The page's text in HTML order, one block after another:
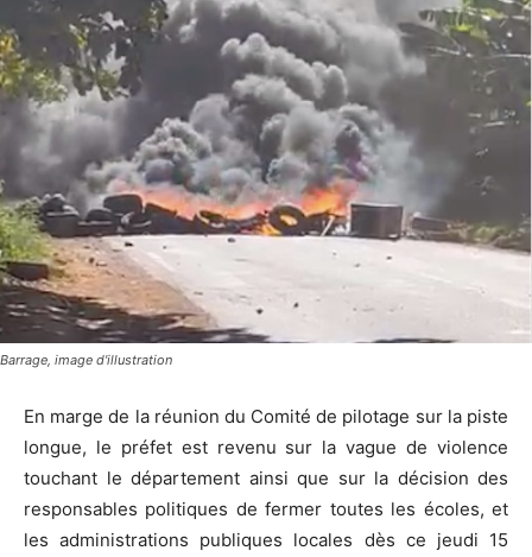
Barrage, image d'illustration
En marge de la réunion du Comité de pilotage sur la piste
longue, le préfet est revenu sur la vague de violence
touchant le département ainsi que sur la décision des
responsables politiques de fermer toutes les écoles, et
les administrations publiques locales dès ce jeudi 15